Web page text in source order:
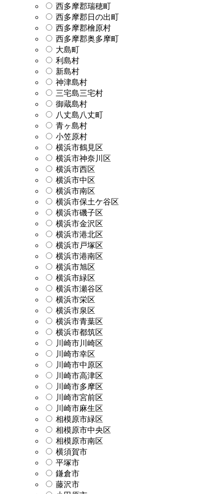
西多摩郡瑞穂町
西多摩郡日の出町
西多摩郡檜原村
西多摩郡奥多摩町
大島町
利島村
新島村
神津島村
三宅島三宅村
御蔵島村
八丈島八丈町
青ヶ島村
小笠原村
横浜市鶴見区
横浜市神奈川区
横浜市西区
横浜市中区
横浜市南区
横浜市保土ケ谷区
横浜市磯子区
横浜市金沢区
横浜市港北区
横浜市戸塚区
横浜市港南区
横浜市旭区
横浜市緑区
横浜市瀬谷区
横浜市栄区
横浜市泉区
横浜市青葉区
横浜市都筑区
川崎市川崎区
川崎市幸区
川崎市中原区
川崎市高津区
川崎市多摩区
川崎市宮前区
川崎市麻生区
相模原市緑区
相模原市中央区
相模原市南区
横須賀市
平塚市
鎌倉市
藤沢市